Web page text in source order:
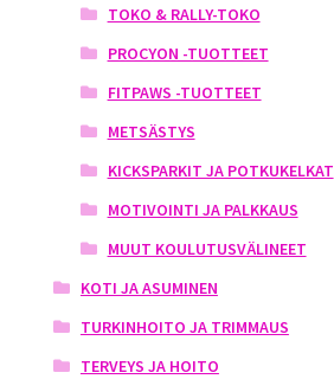
TOKO & RALLY-TOKO
PROCYON -TUOTTEET
FITPAWS -TUOTTEET
METSÄSTYS
KICKSPARKIT JA POTKUKELKAT
MOTIVOINTI JA PALKKAUS
MUUT KOULUTUSVÄLINEET
KOTI JA ASUMINEN
TURKINHOITO JA TRIMMAUS
TERVEYS JA HOITO